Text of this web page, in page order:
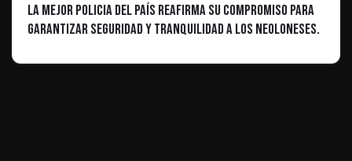
La Mejor Policia del País reafirma su compromiso para
Garantizar Seguridad y Tranquilidad a los Neoloneses.